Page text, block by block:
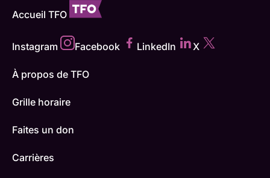
Accueil TFO
Instagram Facebook LinkedIn X
À propos de TFO
Grille horaire
Faites un don
Carrières